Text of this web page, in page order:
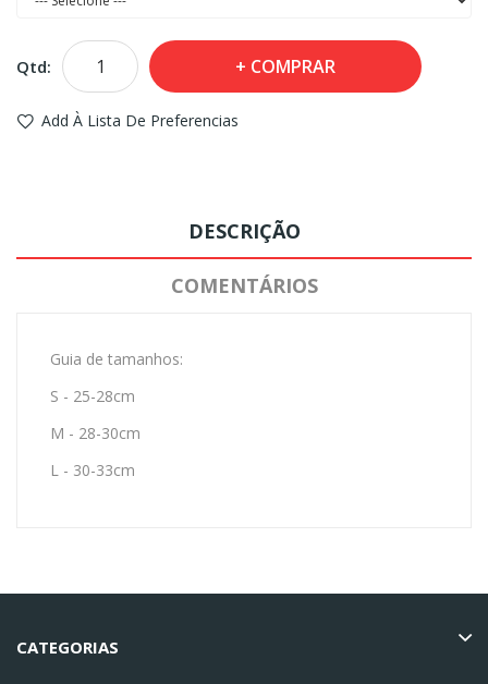
Qtd: COMPRAR
Add À Lista De Preferencias
DESCRIÇÃO
COMENTÁRIOS
Guia de tamanhos:
S - 25-28cm
M - 28-30cm
L - 30-33cm
CATEGORIAS